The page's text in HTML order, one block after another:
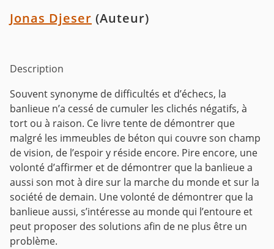
Jonas Djeser (Auteur)
Description
Souvent synonyme de difficultés et d’échecs, la
banlieue n’a cessé de cumuler les clichés négatifs, à
tort ou à raison. Ce livre tente de démontrer que
malgré les immeubles de béton qui couvre son champ
de vision, de l’espoir y réside encore. Pire encore, une
volonté d’affirmer et de démontrer que la banlieue a
aussi son mot à dire sur la marche du monde et sur la
société de demain. Une volonté de démontrer que la
banlieue aussi, s’intéresse au monde qui l’entoure et
peut proposer des solutions afin de ne plus être un
problème.